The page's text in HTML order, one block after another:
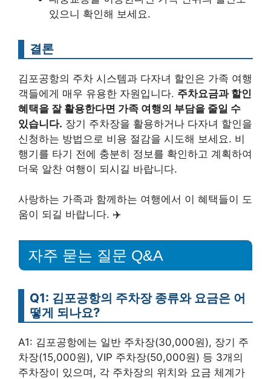
있으니 확인해 보세요.
결론
김포공항의 주차 시스템과 다자녀 할인은 가족 여행
객들에게 매우 유용한 자원입니다. 주차요금과 할인
혜택을 잘 활용한다면 가족 여행의 부담을 줄일 수
있습니다. 장기 주차장을 활용하거나 다자녀 할인을
신청하는 방법으로 비용 절감을 시도해 보세요. 비
행기를 타기 전에 충분히 정보를 확인하고 계획하여
더욱 알찬 여행이 되시길 바랍니다.
사랑하는 가족과 함께하는 여행에서 이 혜택들이 도
움이 되길 바랍니다. ✈️
자주 묻는 질문 Q&A
Q1: 김포공항의 주차장 종류와 요금은 어
떻게 되나요?
A1: 김포공항에는 일반 주차장(30,000원), 장기 주
차장(15,000원), VIP 주차장(50,000원) 등 3개의
주차장이 있으며, 각 주차장의 위치와 요금 체계가